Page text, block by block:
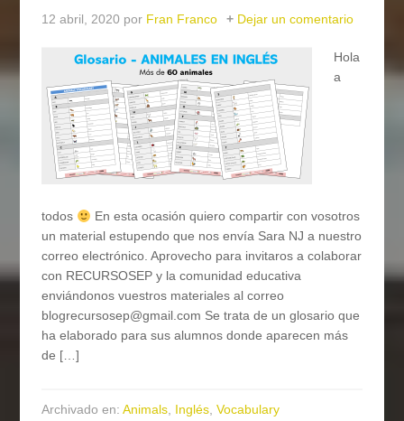
12 abril, 2020 por Fran Franco Dejar un comentario
Hola
a
todos
En esta ocasión quiero compartir con vosotros
un material estupendo que nos envía Sara NJ a nuestro
correo electrónico. Aprovecho para invitaros a colaborar
con RECURSOSEP y la comunidad educativa
enviándonos vuestros materiales al correo
blogrecursosep@gmail.com Se trata de un glosario que
ha elaborado para sus alumnos donde aparecen más
de […]
Archivado en:Animals, Inglés,Vocabulary